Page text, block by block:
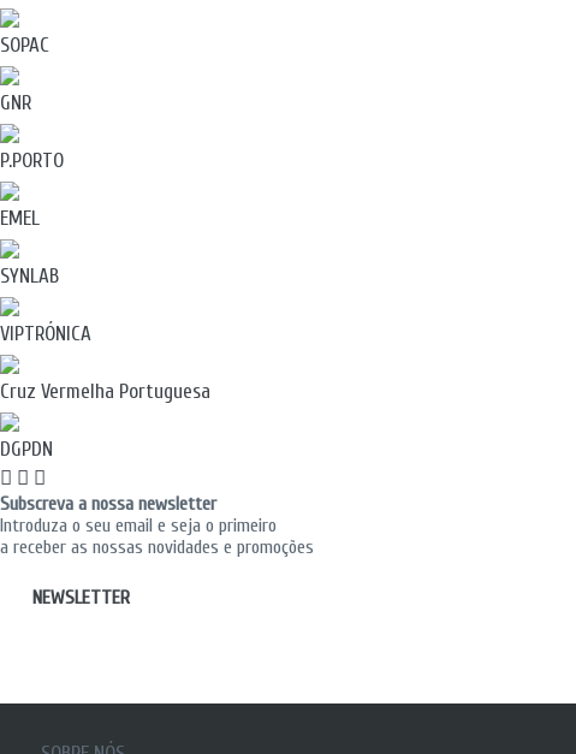
SOPAC
GNR
P.PORTO
EMEL
SYNLAB
VIPTRÓNICA
Cruz Vermelha Portuguesa
DGPDN
Subscreva a nossa newsletter
Introduza o seu email e seja o primeiro
a receber as nossas novidades e promoções
NEWSLETTER